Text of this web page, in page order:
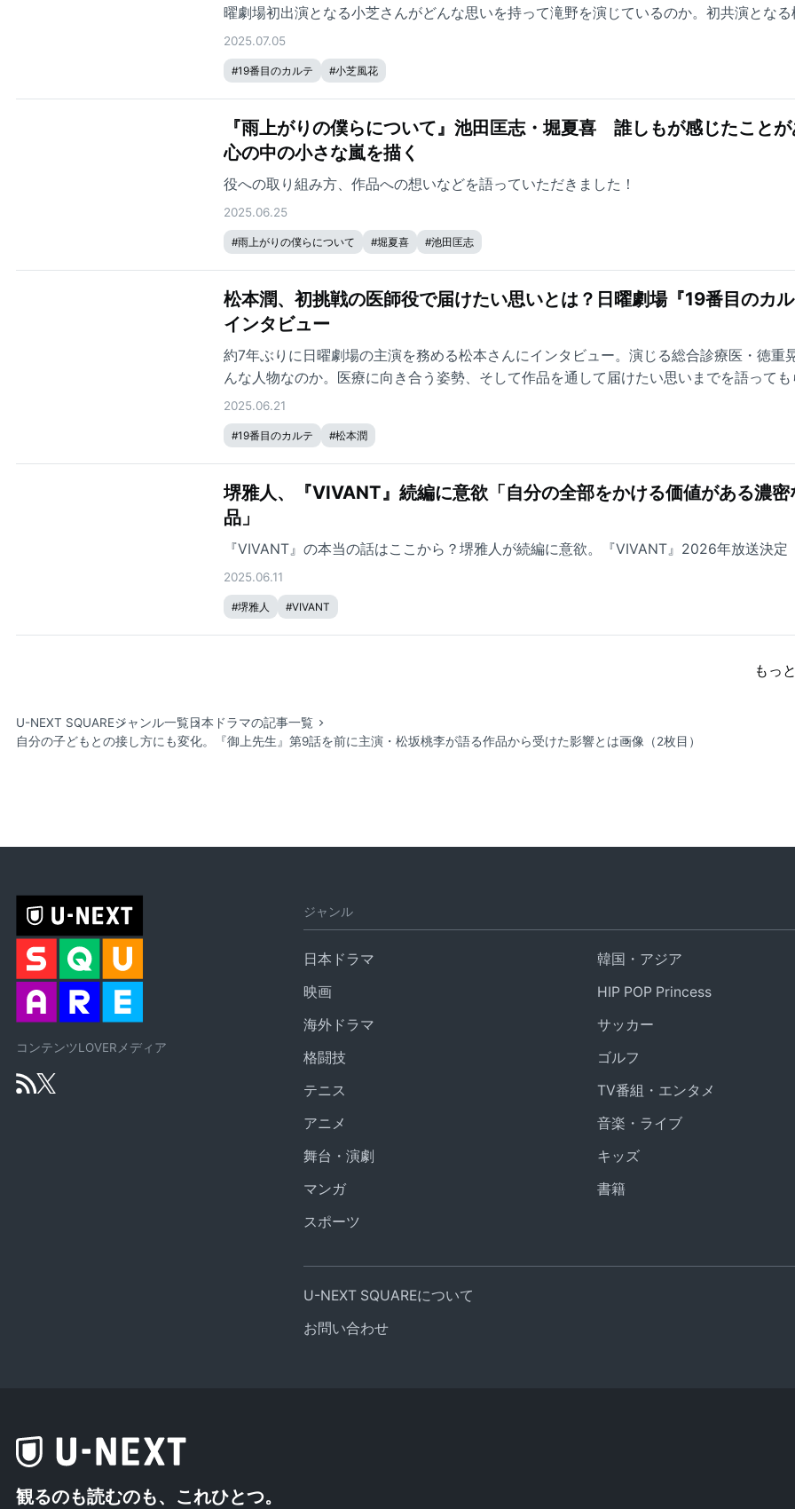
曜劇場初出演となる小芝さんがどんな思いを持って滝野を演じているのか。初共演となる
んの印象などを語ってもらいました。
2025.07.05
#19番目のカルテ #小芝風花
『雨上がりの僕らについて』池田匡志・堀夏喜 誰しもが感じたことが
心の中の小さな嵐を描く
役への取り組み方、作品への想いなどを語っていただきました！
2025.06.25
#雨上がりの僕らについて #堀夏喜 #池田匡志
松本潤、初挑戦の医師役で届けたい思いとは？日曜劇場『19番目のカル
インタビュー
約7年ぶりに日曜劇場の主演を務める松本さんにインタビュー。演じる総合診療医・徳重
んな人物なのか。医療に向き合う姿勢、そして作品を通して届けたい思いまでを語っても
した。
2025.06.21
#19番目のカルテ #松本潤
堺雅人、『VIVANT』続編に意欲「自分の全部をかける価値がある濃密
品」
『VIVANT』の本当の話はここから？堺雅人が続編に意欲。『VIVANT』2026年放送決定
2025.06.11
#堺雅人 #VIVANT
もっ
U-NEXT SQUAREジャンル一覧日本ドラマの記事一覧
自分の子どもとの接し方にも変化。『御上先生』第9話を前に主演・松坂桃李が語る作品から受けた影響とは画像（2枚目）
コンテンツLOVERメディア
ジャンル
日本ドラマ
韓国・アジア
映画
HIP POP Princess
海外ドラマ
サッカー
格闘技
ゴルフ
テニス
TV番組・エンタメ
アニメ
音楽・ライブ
舞台・演劇
キッズ
マンガ
書籍
スポーツ
U-NEXT SQUAREについて
お問い合わせ
観るのも読むのも、これひとつ。